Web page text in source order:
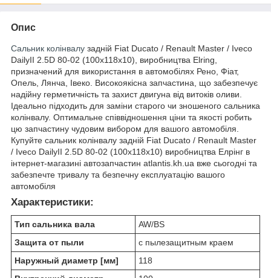
Опис
Сальник колінвалу задній Fiat Ducato / Renault Master / Iveco
DailyII 2.5D 80-02 (100x118x10), виробництва Elring,
призначений для використання в автомобілях Рено, Фіат,
Опель, Лянча, Івеко. Високоякісна запчастина, що забезпечує
надійну герметичність та захист двигуна від витоків оливи.
Ідеально підходить для заміни старого чи зношеного сальника
колінвалу. Оптимальне співвідношення ціни та якості робить
цю запчастину чудовим вибором для вашого автомобіля.
Купуйте сальник колінвалу задній Fiat Ducato / Renault Master
/ Iveco DailyII 2.5D 80-02 (100x118x10) виробництва Елрінг в
інтернет-магазині автозапчастин atlantis.kh.ua вже сьогодні та
забезпечте тривалу та безпечну експлуатацію вашого
автомобіля
Характеристики:
Тип сальника вала
AW/BS
Защита от пыли
с пылезащитным краем
Наружный диаметр [мм]
118